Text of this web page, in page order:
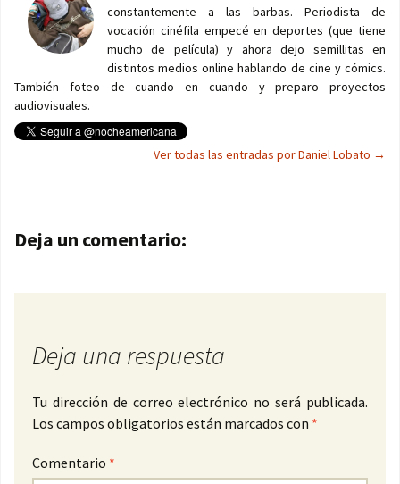
constantemente a las barbas. Periodista de
vocación cinéfila empecé en deportes (que tiene
mucho de película) y ahora dejo semillitas en
distintos medios online hablando de cine y cómics.
También foteo de cuando en cuando y preparo proyectos
audiovisuales.
Ver todas las entradas por Daniel Lobato →
Navegación de entradas
Deja un comentario:
Deja una respuesta
Tu dirección de correo electrónico no será publicada.
Los campos obligatorios están marcados con *
Comentario *